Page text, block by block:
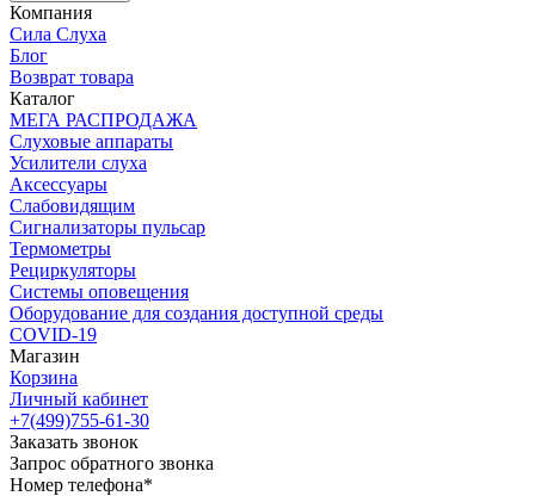
Компания
Сила Слуха
Блог
Возврат товара
Каталог
МЕГА РАСПРОДАЖА
Слуховые аппараты
Усилители слуха
Аксессуары
Слабовидящим
Сигнализаторы пульсар
Термометры
Рециркуляторы
Cистемы оповещения
Оборудование для создания доступной среды
COVID-19
Магазин
Корзина
Личный кабинет
+7(499)755-61-30
Заказать звонок
Запрос обратного звонка
Номер телефона*